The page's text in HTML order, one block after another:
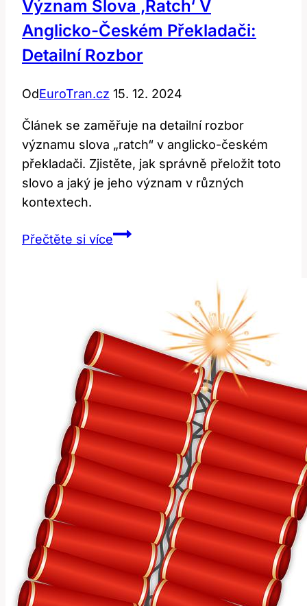
Význam Slova ‚Ratch‘ V
Anglicko-Českém Překladači:
Detailní Rozbor
OdEuroTran.cz 15. 12. 2024
Článek se zaměřuje na detailní rozbor
významu slova „ratch“ v anglicko-českém
překladači. Zjistěte, jak správně přeložit toto
slovo a jaký je jeho význam v různých
kontextech.
Přečtěte si víceVýznam
Překladači:
Detailní
Rozbor